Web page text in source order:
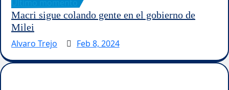
Macri sigue colando gente en el gobierno de
Milei
Alvaro Trejo
Feb 8, 2024